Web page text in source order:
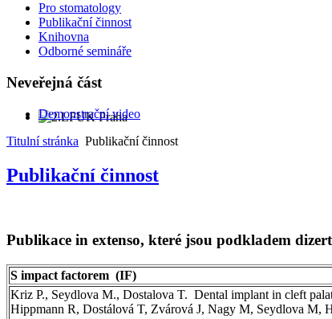
Pro stomatology
Publikační činnost
Knihovna
Odborné semináře
Neveřejná část
Demonstrační video
Titulní stránka Publikační činnost
Publikační činnost
Publikace in extenso, které jsou podkladem
S impact factorem (IF)
Kriz P., Seydlova M., Dostalova T. Dental implant in cleft
Hippmann R, Dostálová T, Zvárová J, Nagy M, Seydlova M,